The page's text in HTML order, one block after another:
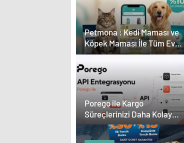
ve Kesintisiz Burs
Petmona : Kedi Maması ve
Köpek Maması İle Tüm Evcil
Hayvan Ürünleri
Porego ile Kargo
Süreçlerinizi Daha Kolay
Yönetin